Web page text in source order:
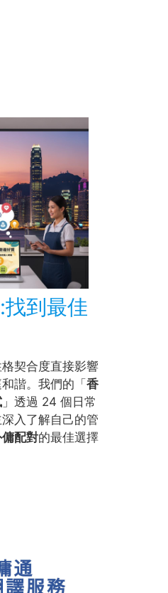
到最佳
契合度直接影響
諧。我們的「香
」透過 24 個日常
入了解自己的管
配對的最佳選擇